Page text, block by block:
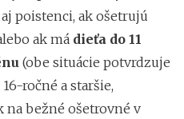
poistenci, ak ošetrujú
ak má dieťa do 11
(obe situácie potvrdzuje
ročné a staršie,
bežné ošetrovné v